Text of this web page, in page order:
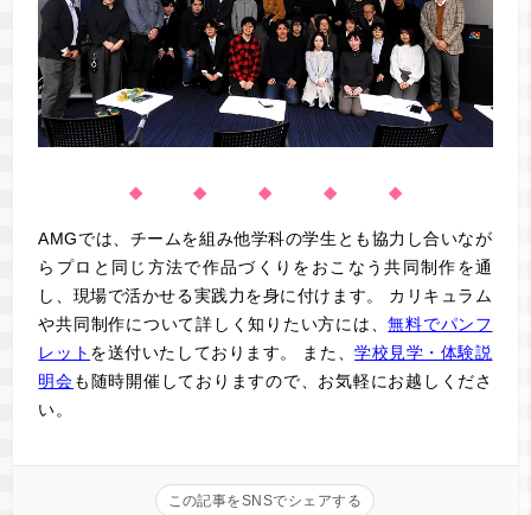
◆ ◆ ◆ ◆ ◆
AMGでは、チームを組み他学科の学生とも協力し合いなが
らプロと同じ方法で作品づくりをおこなう共同制作を通
し、現場で活かせる実践力を身に付けます。 カリキュラム
や共同制作について詳しく知りたい方には、無料でパンフ
レット を送付いたしております。 また、学校見学・体験説
明会も随時開催しておりますので、お気軽にお越しくださ
い。
この記事をSNSでシェアする